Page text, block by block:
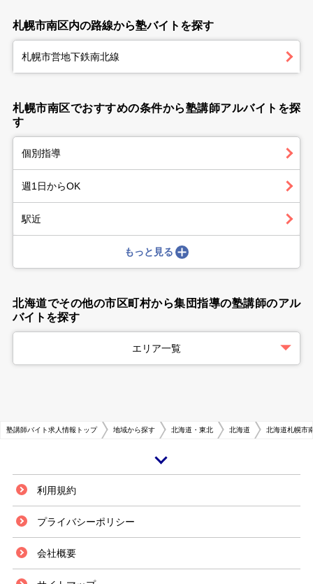
札幌市南区内の路線から塾バイトを探す
札幌市営地下鉄南北線
札幌市南区でおすすめの条件から塾講師アルバイトを探
す
個別指導
週1日からOK
駅近
もっと見る
北海道でその他の市区町村から集団指導の塾講師のアル
バイトを探す
エリア一覧
塾講師バイト求人情報トップ 地域から探す 北海道・東北 北海道 北海道札幌市
札幌市は、人口も日本で5本の指に数えられる日本最北の政令指定都市で
として発展をしています。周辺には山岳地帯があり、川や湖などの自然豊か
な景観にも恵まれています。 市内には、国立・公立・私立のさまざまな大
学が集積しており、市内外から多くの学生が集まる文教都市でもあります。
交通はJRをはじめ、札幌市営地下鉄や市電・バスなどが充実した交通網を
築き、交通の利便性は良好です。そのため市外から通学する大学生が、塾の
アルバイトをするケースも多く、塾講師の需要も多いので仕事を見つけやす
利用規約
プライバシーポリシー
会社概要